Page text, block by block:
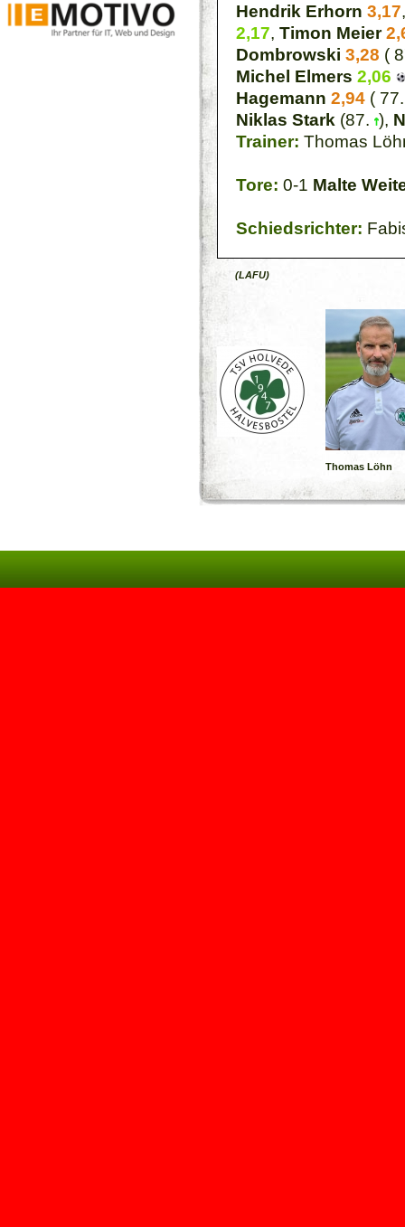
Hendrik Erhorn 3,17
2,17, Timon Meier
Dombrowski 3,28 (
Michel Elmers 2,06
Hagemann 2,94 (
Niklas Stark (87. ),
Trainer: Thomas
Tore: 0-1 Malte
Schiedsrichter:
(LAFU)
Thomas Löhn